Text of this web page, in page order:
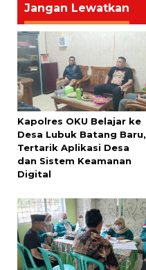
Jangan Lewatkan
Kapolres OKU Belajar ke
Desa Lubuk Batang Baru,
Tertarik Aplikasi Desa
dan Sistem Keamanan
Digital